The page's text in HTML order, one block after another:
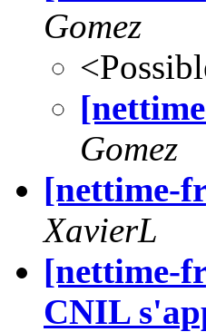
Gomez
Gomez
[nettime-
XavierL
[nettime-
CNIL